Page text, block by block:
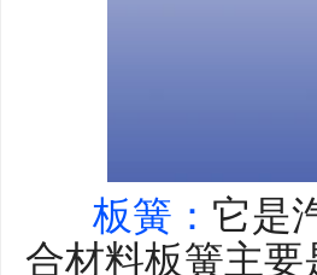
板簧： 它是
合材料板簧主